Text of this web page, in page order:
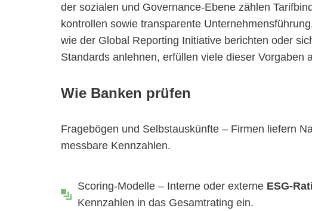
der sozialen und Governance-Ebene zählen
kontrollen sowie transparente
wie der Global Reporting Initiative berichten oder
Standards anlehnen, erfüllen viele dieser Vorgaben
Wie Banken prüfen
Fragebögen und Selbstauskünfte – Firmen liefern
messbare Kennzahlen.
Scoring-Modelle – Interne oder externe ESG-
Kennzahlen in das Gesamtrating ein.